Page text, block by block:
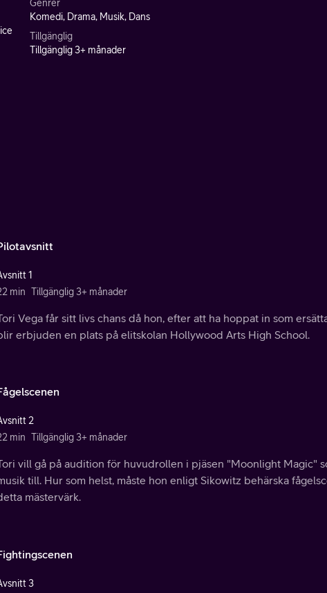
Genrer
Komedi, Drama, Musik, Dans
Tillgänglig
Tillgänglig 3+ månader
1
min Tillgänglig 3+ månader
Vega får sitt livs chans då hon, efter att ha hoppat in som
erbjuden en plats på elitskolan Hollywood Arts High School.
2
min Tillgänglig 3+ månader
vill gå på audition för huvudrollen i pjäsen "Moonlight Magic"
till. Hur som helst, måste hon enligt Sikowitz behärska
mästervärk.
3